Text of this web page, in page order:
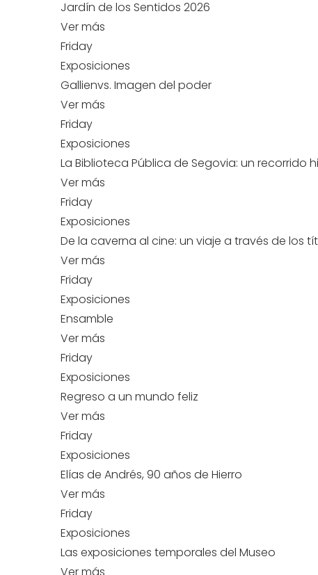
Jardín de los Sentidos 2026
Ver más
Friday
Exposiciones
Gallienvs. Imagen del poder
Ver más
Friday
Exposiciones
La Biblioteca Pública de Segovia: un recorrido
Ver más
Friday
Exposiciones
De la caverna al cine: un viaje a través de los
Ver más
Friday
Exposiciones
Ensamble
Ver más
Friday
Exposiciones
Regreso a un mundo feliz
Ver más
Friday
Exposiciones
Elías de Andrés, 90 años de Hierro
Ver más
Friday
Exposiciones
Las exposiciones temporales del Museo